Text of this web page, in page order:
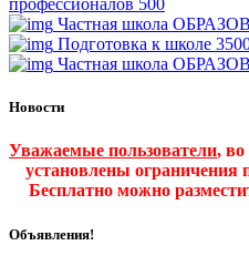
профессионалов 500
Частная школа
Подготовка к школе
Частная школа
Новости
Уважаемые пользователи, во
установлены
Бесплатно можно
Объявления!